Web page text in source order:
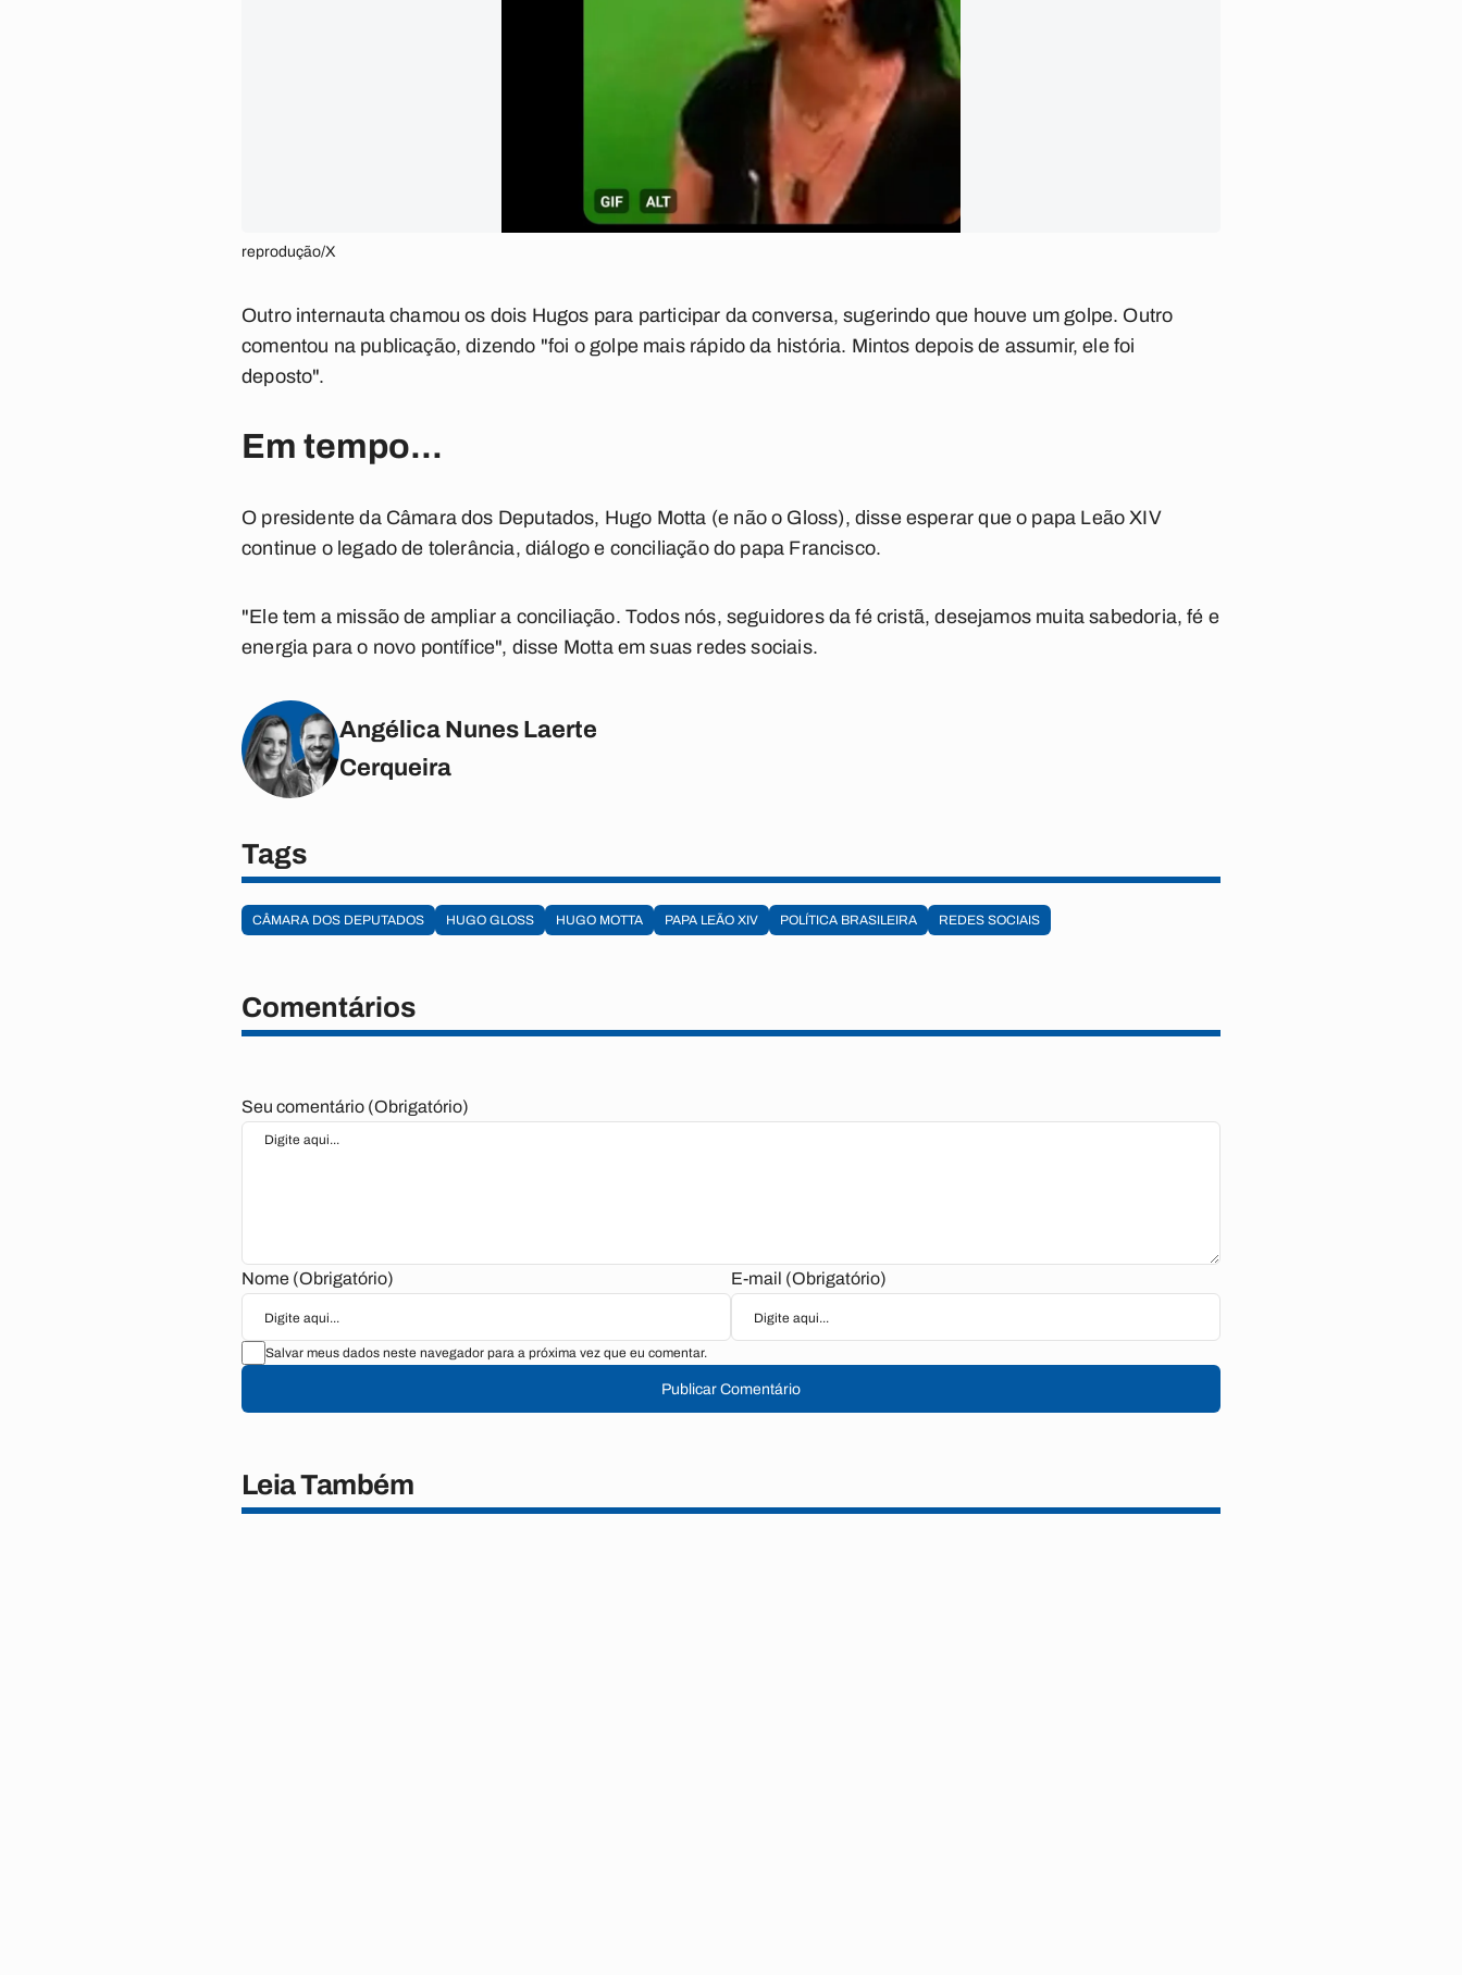
reprodução/X
Outro internauta chamou os dois Hugos para participar da conversa, sugerindo que houve um golpe. Outro
comentou na publicação, dizendo "foi o golpe mais rápido da história. Mintos depois de assumir, ele foi
deposto".
Em tempo...
O presidente da Câmara dos Deputados, Hugo Motta (e não o Gloss), disse esperar que o papa Leão XIV
continue o legado de tolerância, diálogo e conciliação do papa Francisco.
"Ele tem a missão de ampliar a conciliação. Todos nós, seguidores da fé cristã, desejamos muita sabedoria, fé e
energia para o novo pontífice", disse Motta em suas redes sociais.
Angélica Nunes Laerte
Cerqueira
Tags
CÂMARA DOS DEPUTADOS HUGO GLOSS HUGO MOTTA PAPA LEÃO XIV POLÍTICA BRASILEIRA REDES SOCIAIS
Comentários
Seu comentário (Obrigatório)
Nome (Obrigatório) E-mail (Obrigatório)
Salvar meus dados neste navegador para a próxima vez que eu comentar.
Publicar Comentário
Leia Também